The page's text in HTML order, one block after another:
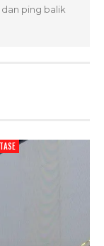
dan ping balik